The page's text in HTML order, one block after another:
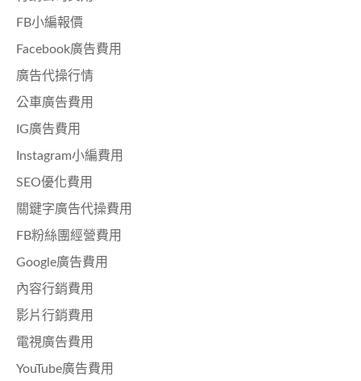
FB小編報價
Facebook廣告費用
廣告代操行情
公車廣告費用
IG廣告費用
Instagram小編費用
SEO優化費用
關鍵字廣告代操費用
FB粉絲團經營費用
Google廣告費用
內容行銷費用
影片行銷費用
電視廣告費用
YouTube廣告費用